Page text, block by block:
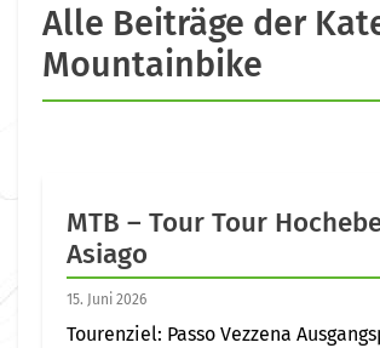
Alle Beiträge der
Mountainbike
MTB – Tour Tour
Asiago
15. Juni 2026
Tourenziel: Passo Vezzena